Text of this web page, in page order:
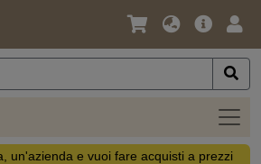
Lingua
Valuta
Offerta
un'azienda e vuoi fare acquisti a prezzi